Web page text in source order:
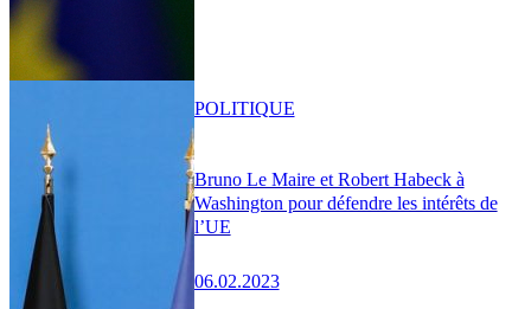
Bruno Le Maire et Robert Habeck à
Washington pour défendre les intérêts de
l’UE
06.02.2023
POLITIQUE